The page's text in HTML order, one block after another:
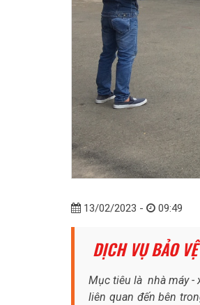
13/02/2023 - 09:49
DỊCH VỤ BẢO
Mục tiêu là nhà máy -
liên quan đến bên